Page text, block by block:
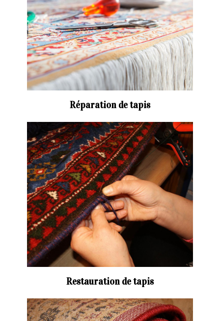
Réparation de tapis
Restauration de tapis